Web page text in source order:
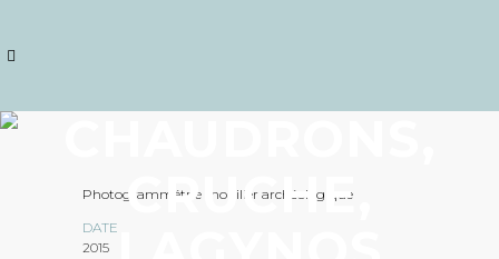
CRUCHE,
Photogrammétrie mobilier archéologique
DATE
2015